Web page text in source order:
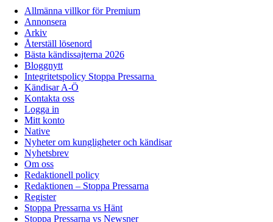
Allmänna villkor för Premium
Annonsera
Arkiv
Återställ lösenord
Bästa kändissajterna 2026
Bloggnytt
Integritetspolicy Stoppa Pressarna
Kändisar A-Ö
Kontakta oss
Logga in
Mitt konto
Native
Nyheter om kungligheter och kändisar
Nyhetsbrev
Om oss
Redaktionell policy
Redaktionen – Stoppa Pressarna
Register
Stoppa Pressarna vs Hänt
Stoppa Pressarna vs Newsner